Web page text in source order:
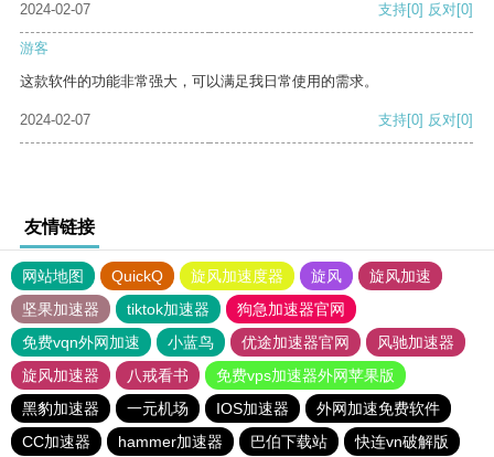
2024-02-07
支持[0] 反对[0]
游客
这款软件的功能非常强大，可以满足我日常使用的需求。
2024-02-07 支持[0] 反对[0]
友情链接
网站地图 QuickQ 旋风加速度器 旋风
旋风加速
坚果加速器
tiktok加速器
狗急加速器官网
免费vqn外网加速
小蓝鸟 优途加速器官网
风驰加速器
旋风加速器
八戒看书
免费vps加速器外网苹果版
黑豹加速器
一元机场 IOS加速器
外网加速免费软件
CC加速器
hammer加速器 巴伯下载站 快连vn破解版